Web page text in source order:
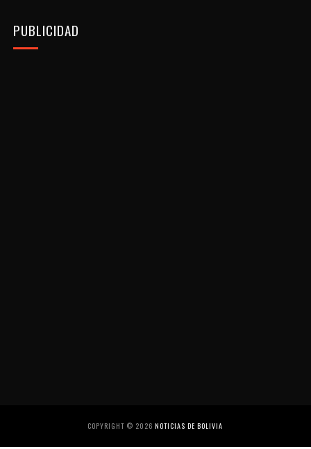
PUBLICIDAD
COPYRIGHT © 2026NOTICIAS DE BOLIVIA